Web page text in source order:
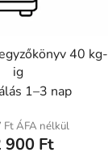
40 kg-
ig
1–3 nap
Ft ÁFA nélkül
900 Ft